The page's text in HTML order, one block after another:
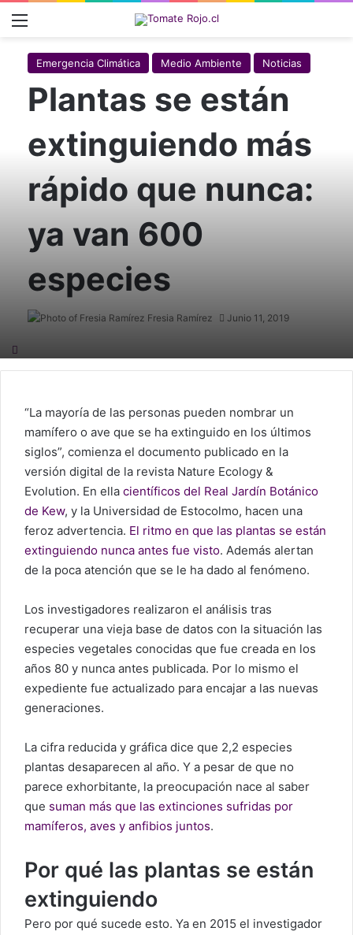
Emergencia Climática Medio Ambiente Noticias
Plantas se están
extinguiendo más
rápido que nunca:
ya van 600
especies
Fresia Ramírez Junio 11, 2019
“La mayoría de las personas pueden nombrar un
mamífero o ave que se ha extinguido en los últimos
siglos”, comienza el documento publicado en la
versión digital de la revista Nature Ecology &
Evolution. En ella científicos del Real Jardín Botánico
de Kew, y la Universidad de Estocolmo, hacen una
feroz advertencia. El ritmo en que las plantas se están
extinguiendo nunca antes fue visto. Además alertan
de la poca atención que se le ha dado al fenómeno.
Los investigadores realizaron el análisis tras
recuperar una vieja base de datos con la situación las
especies vegetales conocidas que fue creada en los
años 80 y nunca antes publicada. Por lo mismo el
expediente fue actualizado para encajar a las nuevas
generaciones.
La cifra reducida y gráfica dice que 2,2 especies
plantas desaparecen al año. Y a pesar de que no
parece exhorbitante, la preocupación nace al saber
que suman más que las extinciones sufridas por
mamíferos, aves y anfibios juntos.
Por qué las plantas se están
extinguiendo
Pero por qué sucede esto. Ya en 2015 el investigador